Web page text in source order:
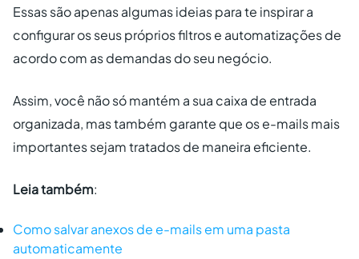
Essas são apenas algumas ideias para te inspirar a
configurar os seus próprios filtros e automatizações de
acordo com as demandas do seu negócio.
Assim, você não só mantém a sua caixa de entrada
organizada, mas também garante que os e-mails mais
importantes sejam tratados de maneira eficiente.
Leia também:
Como salvar anexos de e-mails em uma pasta
automaticamente